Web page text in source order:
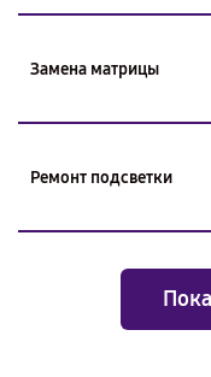
Замена матрицы
Ремонт подсветки